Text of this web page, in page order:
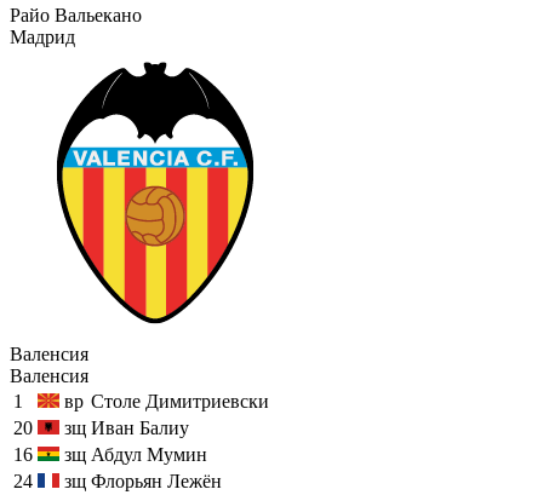
Райо Вальекано
Мадрид
Валенсия
Валенсия
1
вр Столе Димитриевски
20
зщ Иван Балиу
16
зщ Абдул Мумин
24
зщ Флорьян Лежён